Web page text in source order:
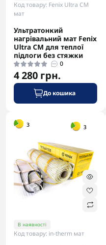
Код товару: Fenix Ultra CM
мат
Ультратонкий
нагрівальний мат Fenix
Ultra CM для теплої
підлоги без стяжки
0
4 280 грн.
До кошика
3
-5% в корзині
3
В наявності
Код товару: in-therm мат